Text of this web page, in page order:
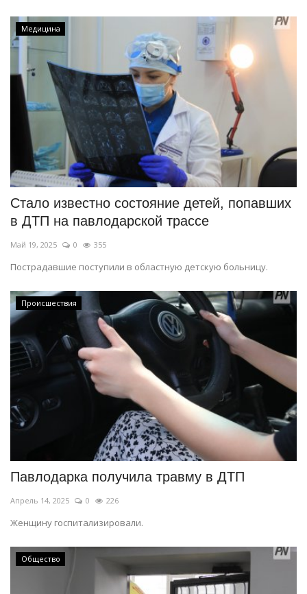
Медицина
Стало известно состояние детей, попавших
в ДТП на павлодарской трассе
Май 19, 2025 0 355
Пострадавшие поступили в областную детскую больницу.
Происшествия
Павлодарка получила травму в ДТП
Апрель 14, 2025 0 226
Женщину госпитализировали.
Общество